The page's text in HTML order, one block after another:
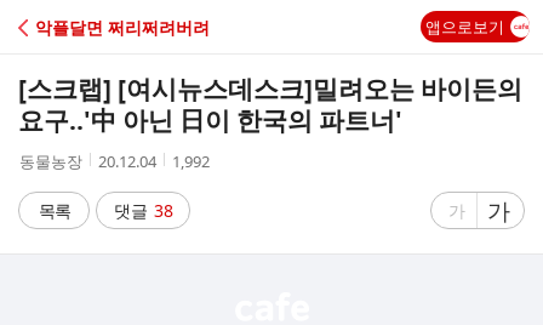
C
A
악플달면 쩌리쩌려버려 앱으로보기
[스크랩] [여시뉴스데스크]밀려오는 바이든의
요구..'中 아닌 日이 한국의 파트너'
작
자
동물농장
작
시
간
20.12.04
조
수
1,992
목록 댓글 38
글
가
글
자
가